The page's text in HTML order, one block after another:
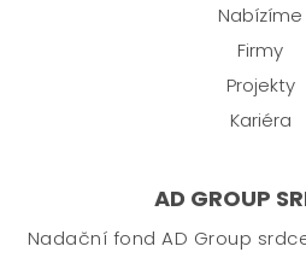
Nabízíme
Firmy
Projekty
Kariéra
AD GROUP
Nadační fond AD Group